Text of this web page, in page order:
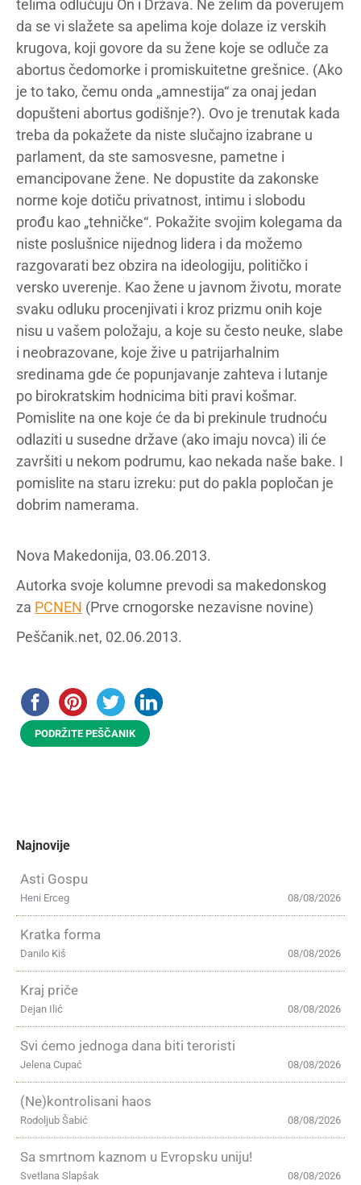
telima odlučuju On i Država. Ne želim da poverujem
da se vi slažete sa apelima koje dolaze iz verskih
krugova, koji govore da su žene koje se odluče za
abortus čedomorke i promiskuitetne grešnice. (Ako
je to tako, čemu onda „amnestija“ za onaj jedan
dopušteni abortus godišnje?). Ovo je trenutak kada
treba da pokažete da niste slučajno izabrane u
parlament, da ste samosvesne, pametne i
emancipovane žene. Ne dopustite da zakonske
norme koje dotiču privatnost, intimu i slobodu
prođu kao „tehničke“. Pokažite svojim kolegama da
niste poslušnice nijednog lidera i da možemo
razgovarati bez obzira na ideologiju, političko i
versko uverenje. Kao žene u javnom životu, morate
svaku odluku procenjivati i kroz prizmu onih koje
nisu u vašem položaju, a koje su često neuke, slabe
i neobrazovane, koje žive u patrijarhalnim
sredinama gde će popunjavanje zahteva i lutanje
po birokratskim hodnicima biti pravi košmar.
Pomislite na one koje će da bi prekinule trudnoću
odlaziti u susedne države (ako imaju novca) ili će
završiti u nekom podrumu, kao nekada naše bake. I
pomislite na staru izreku: put do pakla popločan je
dobrim namerama.
Nova Makedonija, 03.06.2013.
Autorka svoje kolumne prevodi sa makedonskog
za PCNEN (Prve crnogorske nezavisne novine)
Peščanik.net, 02.06.2013.
PODRŽITE PEŠČANIK
Najnovije
Asti Gospu
08/08/2026
Heni Erceg
Kratka forma
08/08/2026
Danilo Kiš
Kraj priče
08/08/2026
Dejan Ilić
Svi ćemo jednoga dana biti teroristi
08/08/2026
Jelena Cupać
(Ne)kontrolisani haos
08/08/2026
Rodoljub Šabić
Sa smrtnom kaznom u Evropsku uniju!
08/08/2026
Svetlana Slapšak